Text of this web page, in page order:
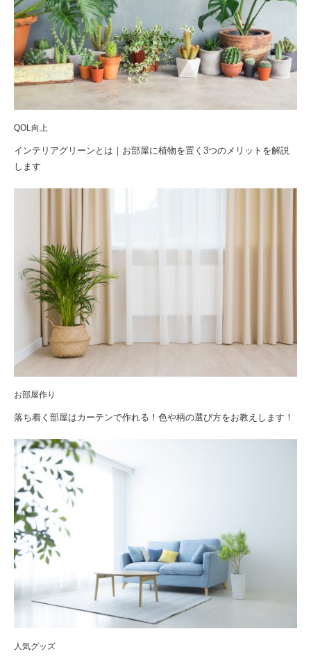
QOL向上
インテリアグリーンとは｜お部屋に植物を置く3つのメリットを解説
します
お部屋作り
落ち着く部屋はカーテンで作れる！色や柄の選び方をお教えします！
人気グッズ